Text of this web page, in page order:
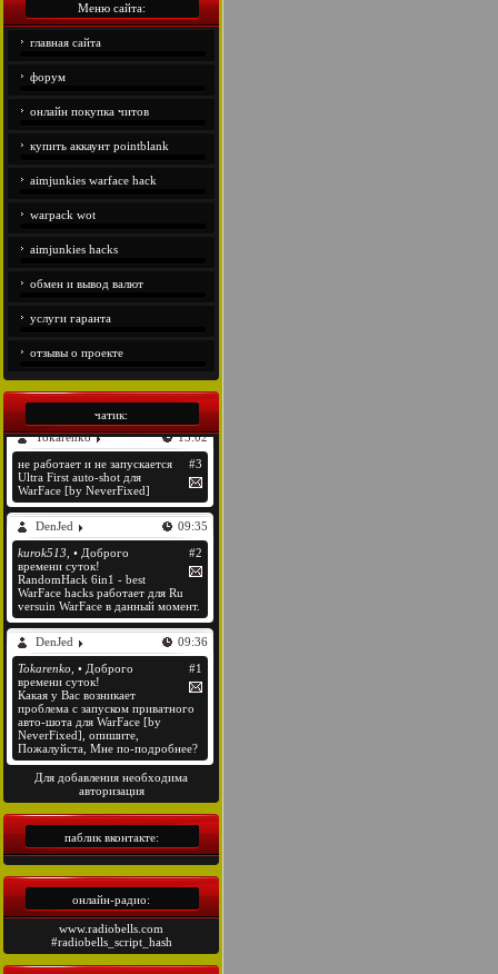
Меню сайта:
главная сайта
форум
онлайн покупка читов
купить аккаунт pointblank
aimjunkies warface hack
warpack wot
aimjunkies hacks
обмен и вывод валют
услуги гаранта
отзывы о проекте
чатик:
Для добавления необходима
авторизация
паблик вконтакте:
онлайн-радио:
www.radiobells.com
#radiobells_script_hash